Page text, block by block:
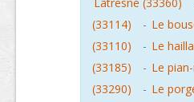
(33114)
- Le
(33110)
- Le
(33185)
- Le
(33290)
- Le